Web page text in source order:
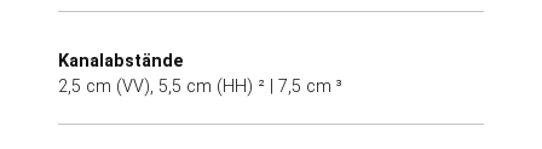
Kanalabstände
2,5 cm (VV), 5,5 cm (HH) ² | 7,5 cm ³